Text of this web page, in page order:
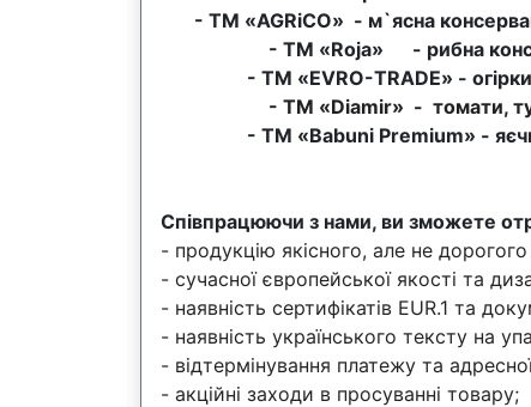
- ТМ «AGRiCO» - м`ясна
- ТМ «Roja» - рибна
- ТМ «EVRO-TRADE» - огірки
- ТМ «Diamir» - томати,
- ТМ «Babuni Premium» - яєчні
Співпрацюючи з нами, ви зможете
- продукцію якісного, але не
- сучасної європейської якості та
- наявність сертифікатів ЕUR.1 та
- наявність українського тексту на
- відтермінування платежу та
- акційні заходи в просуванні товару;